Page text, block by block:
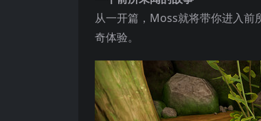
从一开篇，Moss就将带你进入前
奇体验。